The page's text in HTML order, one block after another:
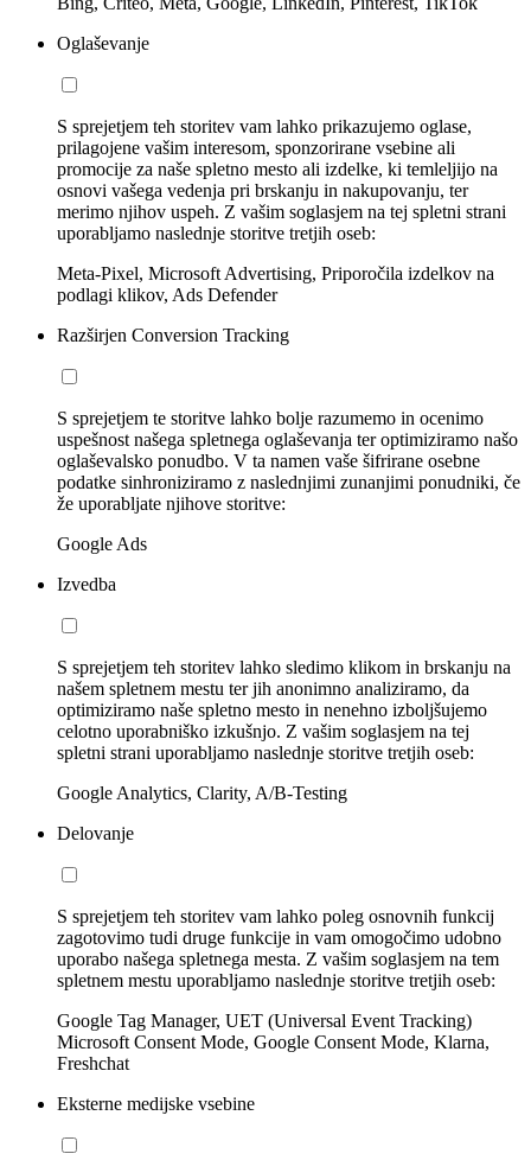
Oglaševanje
S sprejetjem teh storitev vam lahko prikazujemo oglase,
prilagojene vašim interesom, sponzorirane vsebine ali
promocije za naše spletno mesto ali izdelke, ki temleljijo na
osnovi vašega vedenja pri brskanju in nakupovanju, ter
merimo njihov uspeh. Z vašim soglasjem na tej spletni strani
uporabljamo naslednje storitve tretjih oseb:
Meta-Pixel, Microsoft Advertising, Priporočila izdelkov na
podlagi klikov, Ads Defender
Razširjen Conversion Tracking
S sprejetjem te storitve lahko bolje razumemo in ocenimo
uspešnost našega spletnega oglaševanja ter optimiziramo našo
oglaševalsko ponudbo. V ta namen vaše šifrirane osebne
podatke sinhroniziramo z naslednjimi zunanjimi ponudniki, če
že uporabljate njihove storitve:
Google Ads
Izvedba
S sprejetjem teh storitev lahko sledimo klikom in brskanju na
našem spletnem mestu ter jih anonimno analiziramo, da
optimiziramo naše spletno mesto in nenehno izboljšujemo
celotno uporabniško izkušnjo. Z vašim soglasjem na tej
spletni strani uporabljamo naslednje storitve tretjih oseb:
Google Analytics, Clarity, A/B-Testing
Delovanje
S sprejetjem teh storitev vam lahko poleg osnovnih funkcij
zagotovimo tudi druge funkcije in vam omogočimo udobno
uporabo našega spletnega mesta. Z vašim soglasjem na tem
spletnem mestu uporabljamo naslednje storitve tretjih oseb:
Google Tag Manager, UET (Universal Event Tracking)
Microsoft Consent Mode, Google Consent Mode, Klarna,
Freshchat
Eksterne medijske vsebine